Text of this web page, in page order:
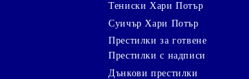
Тениски Хари Потър
Суичър Хари Потър
Престилки за готвене
Престилки с надписи
Дънкови престилки